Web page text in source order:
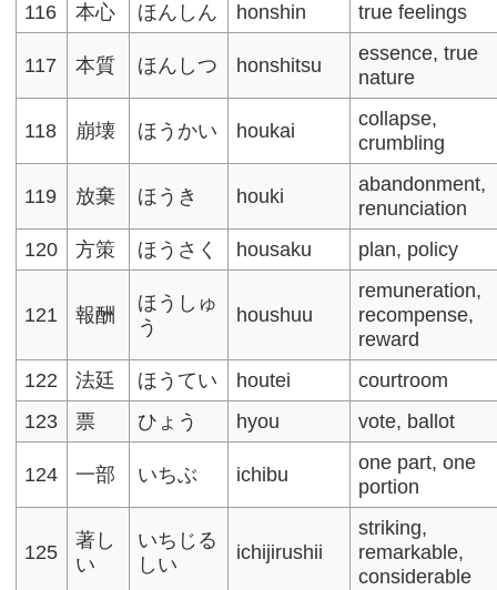
116
本心 ほんしん honshin true feelings​
117 本質 ほんしつ honshitsu
essence, true
nature
118 崩壊 ほうかい houkai
collapse,
crumbling
119 放棄 ほうき houki
abandonment,
renunciation
120
方策 ほうさく housaku plan, policy​
121 報酬
ほうしゅ
う
houshuu
remuneration,
recompense,
reward
122
法廷 ほうてい houtei
courtroom
123
票 ひょう hyou vote, ballot
124 一部 いちぶ ichibu
one part, one
portion
125
著し
い
いちじる
しい
ichijirushii
striking,
remarkable,
considerable